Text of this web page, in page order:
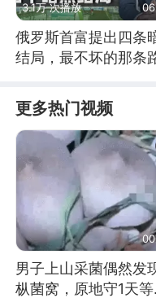
3.1万 次播放
俄罗斯首富提出四条
结局，最不坏的那条
更多热门视频
男子上山采菌偶然发
枞菌窝，原地守1天等